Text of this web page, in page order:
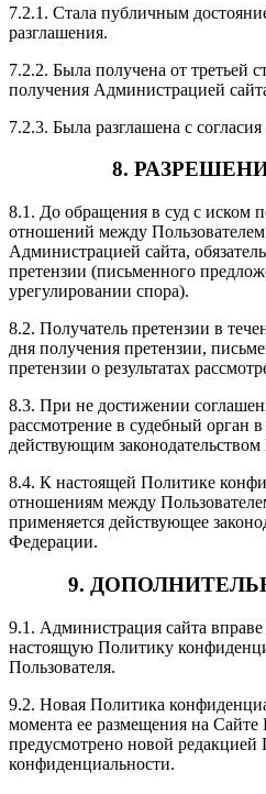
7.2.1. Стала публичным
разглашения.
7.2.2. Была получена от третьей
получения Администрацией
7.2.3. Была разглашена с
8.
8.1. До обращения в суд с иском
отношений между
Администрацией сайта,
претензии (письменного
урегулировании спора).
8.2. Получатель претензии в
дня получения претензии,
претензии о результатах
8.3. При не достижении
рассмотрение в судебный орган в
действующим
8.4. К настоящей Политике
отношениям между
применяется действующее
Федерации.
9.
9.1. Администрация сайта
настоящую Политику
Пользователя.
9.2. Новая Политика
момента ее размещения на
предусмотрено новой редакцией
конфиденциальности.